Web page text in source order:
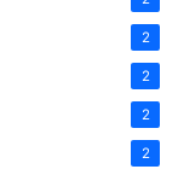
2
2
2
2